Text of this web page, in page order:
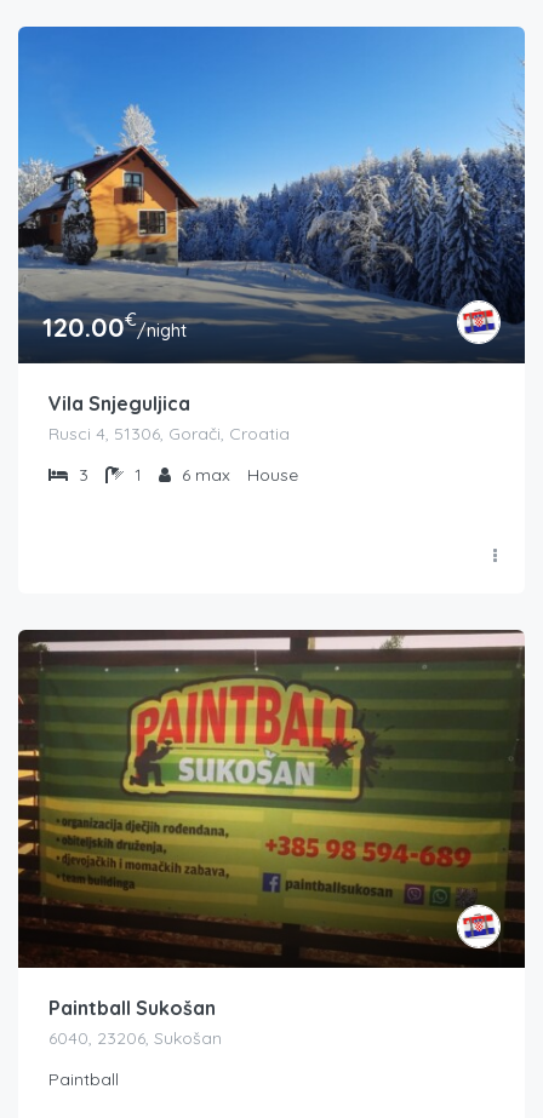
120.00€/night
Vila Snjeguljica
Rusci 4, 51306, Gorači, Croatia
3
1 6 max House
Paintball Sukošan
6040, 23206, Sukošan
Paintball